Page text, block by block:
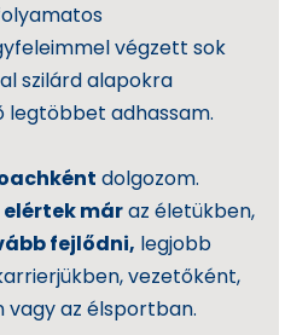
végzett sok
szilárd alapokra
legtöbbet adhassam.
dolgozom.
máraz életükben,
fejlődni, legjobb
vezetőként,
az élsportban.